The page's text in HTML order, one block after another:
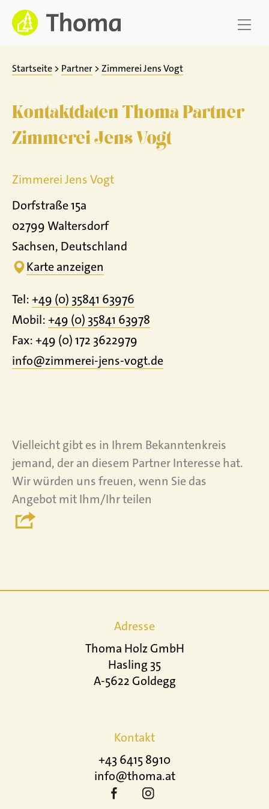
Zum
Inhalt
springen
Startseite > Partner >Zimmerei Jens Vogt
Kontaktdaten Thoma Partner
Zimmerei Jens Vogt
Zimmerei Jens Vogt
Dorfstraße 15a
02799 Waltersdorf
Sachsen, Deutschland
Karte anzeigen
Tel:+49 (0) 35841 63976
Mobil:+49 (0) 35841 63978
Fax: +49 (0) 172 3622979
info@zimmerei-jens-vogt.de
Vielleicht gibt es in Ihrem Bekanntenkreis
jemand, der an diesem Partner Interesse hat.
Wir würden uns freuen, wenn Sie das
Angebot mit Ihm/Ihr teilen
Adresse
Thoma Holz GmbH
Hasling 35
A-5622 Goldegg
Kontakt
+43 6415 8910
info@thoma.at